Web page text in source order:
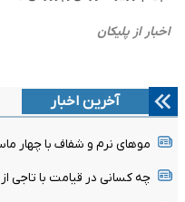
آخرین اخبار
موهای نرم و شفاف با چهار
چه کسانی در قیامت با تاجی